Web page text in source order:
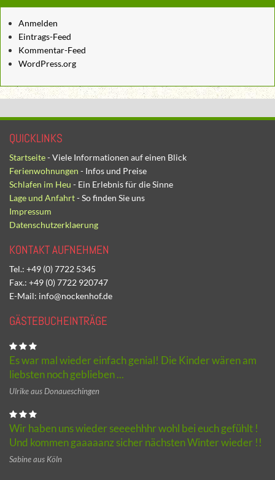
Anmelden
Eintrags-Feed
Kommentar-Feed
WordPress.org
QUICKLINKS
Startseite- Viele Informationen auf einen Blick
Ferienwohnungen - Infos und Preise
Schlafen im Heu - Ein Erlebnis für die Sinne
Lage und Anfahrt- So finden Sie uns
Impressum
Datenschutzerklaerung
KONTAKT AUFNEHMEN
Tel.: +49 (0) 7722 5345
Fax.: +49 (0) 7722 920747
E-Mail: info@nockenhof.de
GÄSTEBUCHEINTRÄGE
Es war mal wieder einfach genial! Die Kinder wären am
liebsten noch geblieben ...
Ulrike aus Donaueschingen
Wir haben uns wieder seeeehhhr wohl bei euch gefühlt !
Und kommen gaaaaanz sicher nächsten Winter wieder !!
Sabine aus Köln